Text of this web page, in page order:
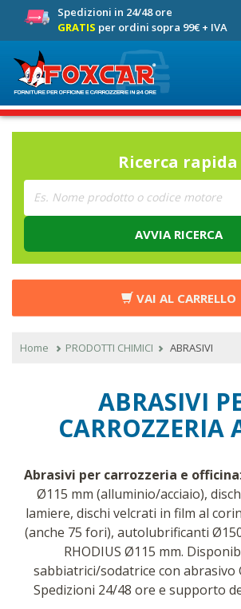
Spedizioni in 24/48 ore
GRATIS per ordini sopra 99€ + IVA
Ricerca rapida
AVVIA RICERCA
VAI AL CARRELLO
Home PRODOTTI CHIMICI ABRASIVI
ABRASIVI
CARROZZERIA
Abrasivi per carrozzeria e officina
Ø115 mm (alluminio/acciaio),
lamiere, dischi velcrati in film al
(anche 75 fori), autolubrificanti
RHODIUS Ø115 mm.
sabbiatrici/sodatrice con abrasivo
Spedizioni 24/48 ore e supporto